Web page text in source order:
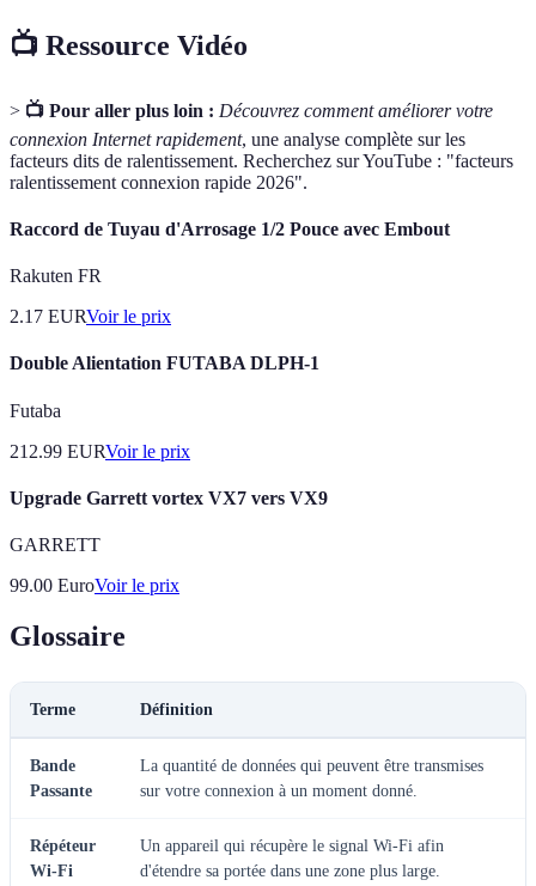
📺 Ressource Vidéo
> 📺 Pour aller plus loin : Découvrez comment améliorer votre
connexion Internet rapidement, une analyse complète sur les
facteurs dits de ralentissement. Recherchez sur YouTube : "facteurs
ralentissement connexion rapide 2026".
Raccord de Tuyau d'Arrosage 1/2 Pouce avec Embout
Rakuten FR
2.17 EURVoir le prix
Double Alientation FUTABA DLPH-1
Futaba
212.99 EURVoir le prix
Upgrade Garrett vortex VX7 vers VX9
GARRETT
99.00 EuroVoir le prix
Glossaire
Terme Définition
Bande
Passante
La quantité de données qui peuvent être transmises
sur votre connexion à un moment donné.
Répéteur
Wi-Fi
Un appareil qui récupère le signal Wi-Fi afin
d'étendre sa portée dans une zone plus large.